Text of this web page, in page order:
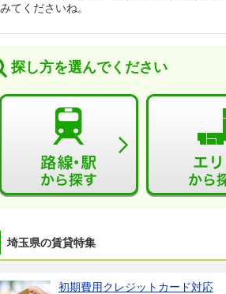
てくださいね。
探し方を選んでください
埼玉県の賃貸特集
初期費用クレジットカード対応